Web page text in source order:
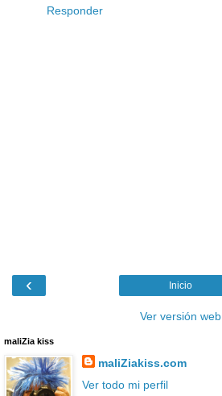
Responder
‹ Inicio
Ver versión web
maliZia kiss
maliZiakiss.com
Ver todo mi perfil